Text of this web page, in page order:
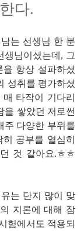
다.
는 선생님 한 분
생님이셨는데, 그
항상 설파하셨
성취를 평가하셨
타작이 기다리
을 쌓았던 저로썬
주 다양한 부위를
공부를 열심히
것 같아요.ㅎㅎ
는 단지 많이 맞
지론에 대해 잠
험에서도 적용되